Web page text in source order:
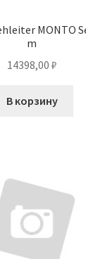
MONTO
m
14398,00 ₽
В корзину